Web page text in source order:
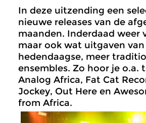
In deze uitzending een
nieuwe releases van de
maanden. Inderdaad weer
maar ook wat uitgaven van
hedendaagse, meer
ensembles. Zo hoor je o.a.
Analog Africa, Fat Cat
Jockey, Out Here en
from Africa.